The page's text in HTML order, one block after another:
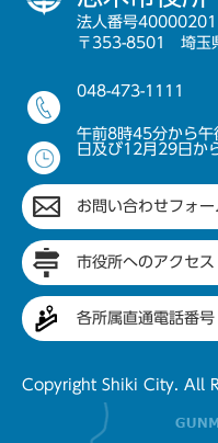
法人番号
〒353-8501 埼玉
048-473-1111
午前8時45分から午
日及び12月29日か
お問い合わせフォー
市役所へのアクセス
各所属直通電話番号
Copyright Shiki City. All